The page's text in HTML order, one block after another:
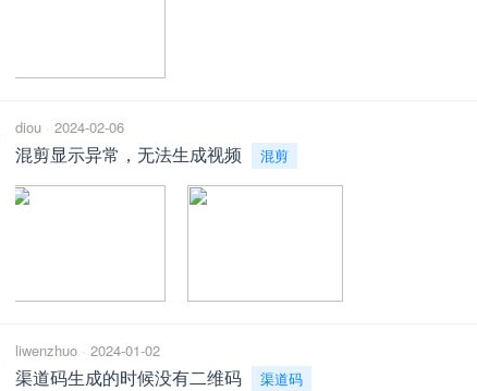
diou 2024-02-06
混剪显示异常，无法生成视频 混剪
liwenzhuo 2024-01-02
渠道码生成的时候没有二维码 渠道码